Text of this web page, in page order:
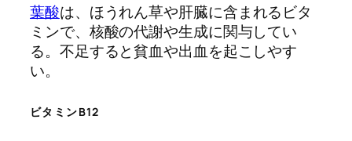
葉酸は、ほうれん草や肝臓に含まれるビタ
ミンで、核酸の代謝や生成に関与してい
る。不足すると貧血や出血を起こしやす
い。
ビタミンB12